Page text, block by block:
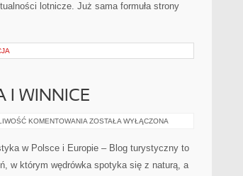
lotnicze. Już sama formuła strony
I WINNICE
KOMENTOWANIA WINNE
WINNICE
ZOSTAŁA WYŁĄCZONA
w Polsce i Europie – Blog turystyczny to
w którym wędrówka spotyka się z naturą, a